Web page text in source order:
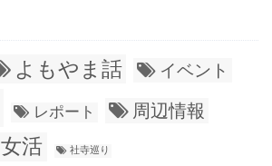
よもやま話 イベント
レポート 周辺情報
女活 社寺巡り